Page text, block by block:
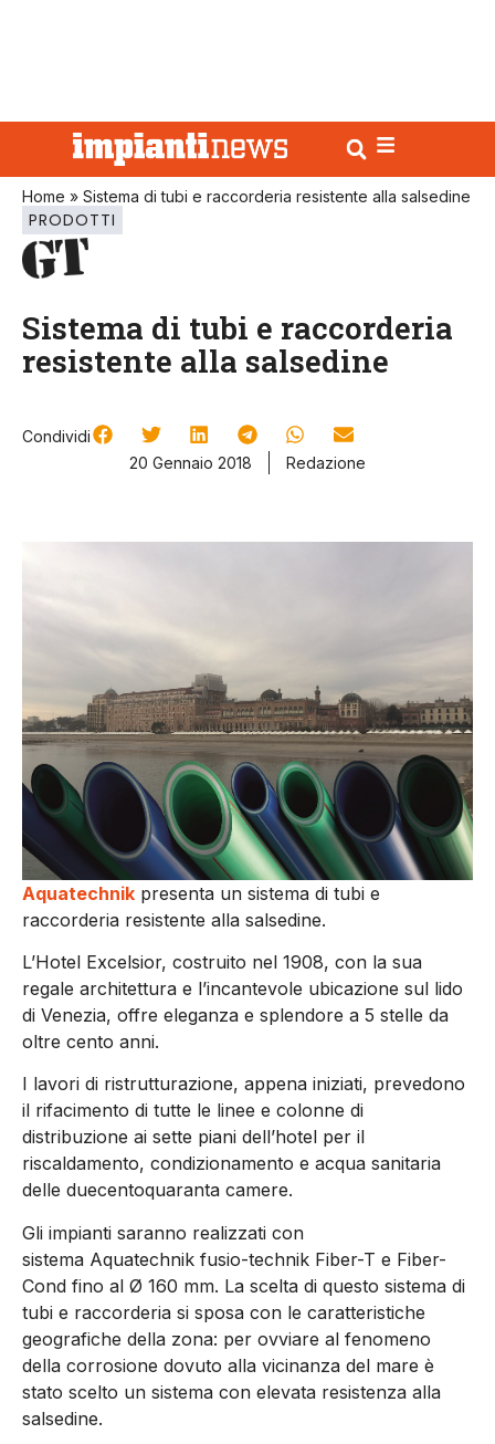
Home » Sistema di tubi e raccorderia resistente alla salsedine
PRODOTTI
Sistema di tubi e raccorderia
resistente alla salsedine
Condividi
20 Gennaio 2018
Redazione
Aquatechnik presenta un sistema di tubi e
raccorderia resistente alla salsedine.
L’Hotel Excelsior, costruito nel 1908, con la sua
regale architettura e l’incantevole ubicazione sul lido
di Venezia, offre eleganza e splendore a 5 stelle da
oltre cento anni.
I lavori di ristrutturazione, appena iniziati, prevedono
il rifacimento di tutte le linee e colonne di
distribuzione ai sette piani dell’hotel per il
riscaldamento, condizionamento e acqua sanitaria
delle duecentoquaranta camere.
Gli impianti saranno realizzati con
sistema Aquatechnik fusio-technik Fiber-T e Fiber-
Cond fino al Ø 160 mm. La scelta di questo sistema di
tubi e raccorderia si sposa con le caratteristiche
geografiche della zona: per ovviare al fenomeno
della corrosione dovuto alla vicinanza del mare è
stato scelto un sistema con elevata resistenza alla
salsedine.